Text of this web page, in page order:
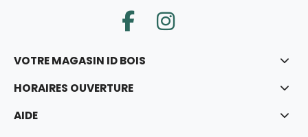
VOTRE MAGASIN ID BOIS
HORAIRES OUVERTURE
AIDE